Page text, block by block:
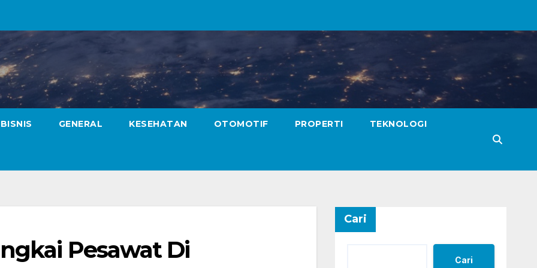
BISNIS GENERAL KESEHATAN OTOMOTIF PROPERTI TEKNOLOGI
Pesawat Di
Cari
Cari